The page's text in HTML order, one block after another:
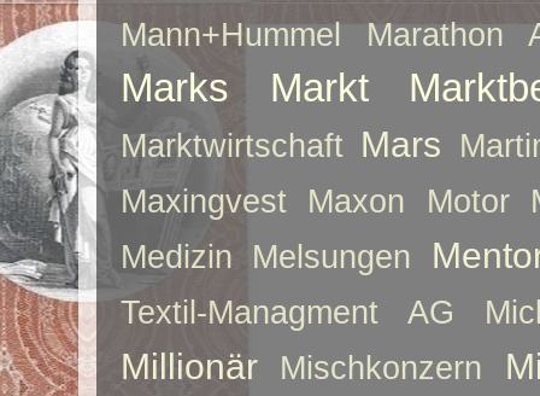
Mann+Hummel Marathon
Marks Markt
Marktwirtschaft Mars
Maxingvest
Maxon Motor
Medizin
Melsungen
Textil-Managment AG
Millionär Mischkonzern